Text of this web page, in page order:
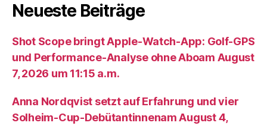
Neueste Beiträge
Shot Scope bringt Apple-Watch-App: Golf-GPS
und Performance-Analyse ohne Aboam August
7, 2026 um 11:15 a.m.
Anna Nordqvist setzt auf Erfahrung und vier
Solheim-Cup-Debütantinnenam August 4,